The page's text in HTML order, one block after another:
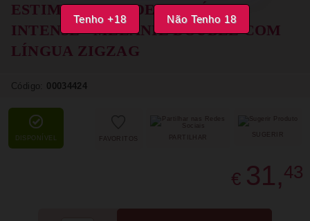
Tenho +18 Não Tenho 18
ESTIMULADOR DE CLITÓRIS
INTENSE - MELANIE DOUBLE COM
LÍNGUA ZIGZAG
Código: 00034424
DISPONÍVEL SUGERIR
FAVORITOS
€ 31,43